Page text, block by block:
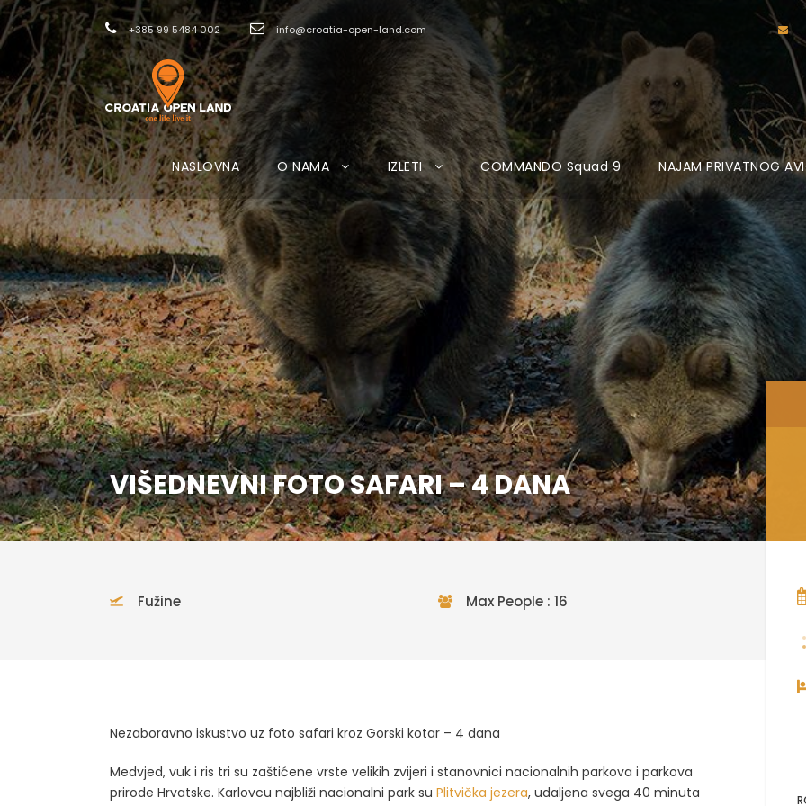
+385 99 5484 002 info@croatia-open-land.com
NASLOVNA O NAMA IZLETI COMMANDO Squad 9 NAJAM PRIVATNOG
VIŠEDNEVNI FOTO SAFARI – 4 DANA
Fužine Max People : 16
Nezaboravno iskustvo uz foto safari kroz Gorski kotar – 4 dana
Medvjed, vuk i ris tri su zaštićene vrste velikih zvijeri i stanovnici nacionalnih parkova i parkova
prirode Hrvatske. Karlovcu najbliži nacionalni park su Plitvička jezera, udaljena svega 40 minuta